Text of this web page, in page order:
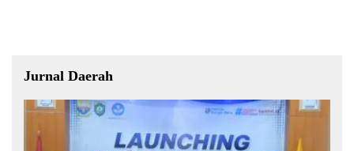
Jurnal Daerah